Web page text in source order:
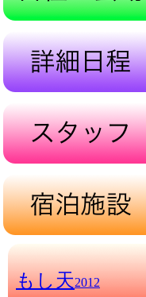
もし天2012